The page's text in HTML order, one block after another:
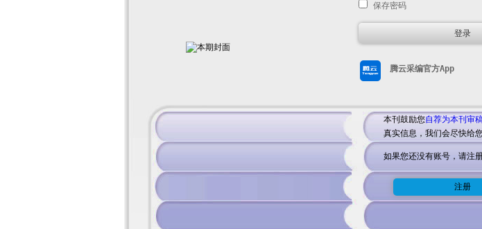
保存密码
腾云采编官方App
本刊鼓励您自荐为本刊审
真实信息，我们会尽快给您
如果您还没有账号，请注